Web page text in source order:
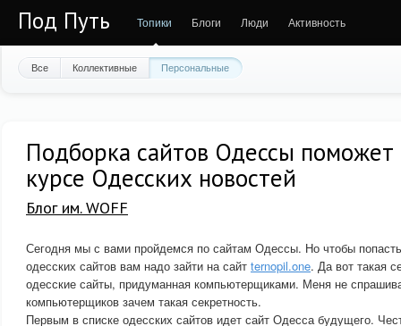
Под Путь Топики Блоги Люди Активность
Все Коллективные Персональные
Подборка сайтов Одессы
курсе Одесских новостей
Блог им. WOFF
Сегодня мы с вами пройдемся по сайтам Одессы. Но чтобы
одесских сайтов вам надо зайти на сайт ternopil.one. Да вот такая
одесские сайты, придуманная компьютерщиками. Меня не
компьютерщиков зачем такая секретность.
Первым в списке одесских сайтов идет сайт Одесса будущего.